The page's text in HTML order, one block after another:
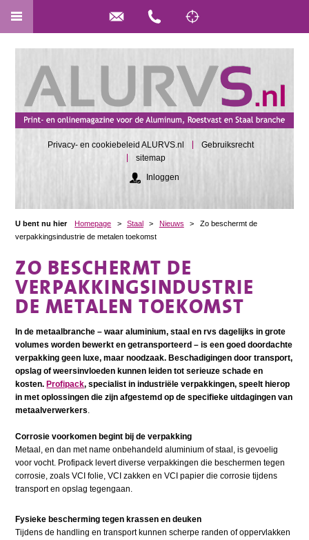
Privacy- en cookiebeleid ALURVS.nl
Gebruiksrecht
sitemap
Inloggen
U bent nu hier Homepage > Staal > Nieuws >
Zo beschermt de
verpakkingsindustrie de metalen toekomst
ZO BESCHERMT DE
VERPAKKINGSINDUSTRIE
DE METALEN TOEKOMST
In de metaalbranche – waar aluminium, staal en rvs dagelijks in grote
volumes worden bewerkt en getransporteerd – is een goed doordachte
verpakking geen luxe, maar noodzaak. Beschadigingen door transport,
opslag of weersinvloeden kunnen leiden tot serieuze schade en
kosten. Profipack, specialist in industriële verpakkingen, speelt hierop
in met oplossingen die zijn afgestemd op de specifieke uitdagingen van
metaalverwerkers.
Corrosie voorkomen begint bij de verpakking
Metaal, en dan met name onbehandeld aluminium of staal, is gevoelig
voor vocht. Profipack levert diverse verpakkingen die beschermen tegen
corrosie, zoals VCI folie, VCI zakken en VCI papier die corrosie tijdens
transport en opslag tegengaan.
Fysieke bescherming tegen krassen en deuken
Tijdens de handling en transport kunnen scherpe randen of oppervlakken